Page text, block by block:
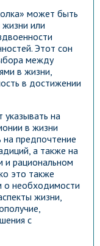
может быть
или
Этот сон
между
в жизни,
в достижении
на
в жизни
предпочтение
а также на
и рациональном
это также
необходимости
жизни,
с